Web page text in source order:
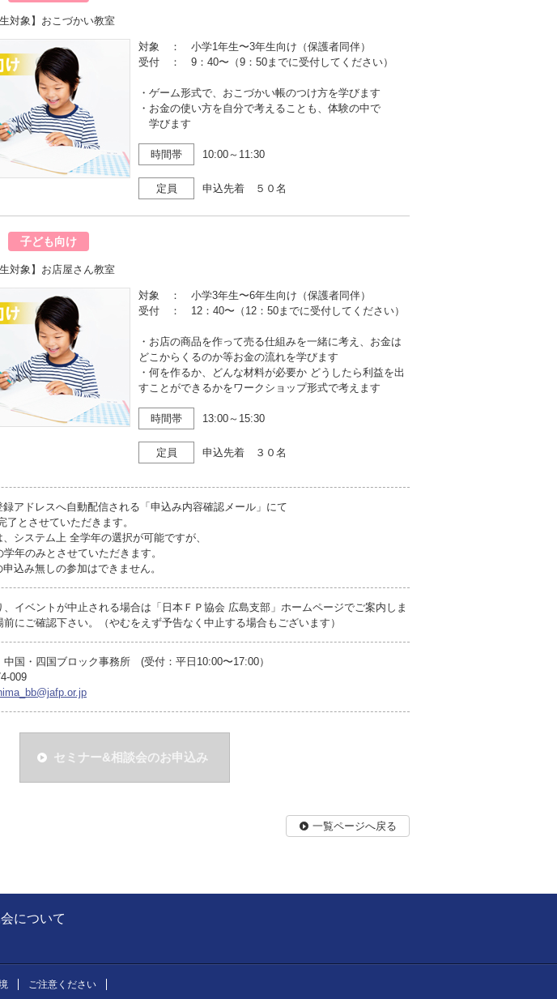
対象】おこづかい教室
対象 ： 小学1年生〜3年生向け（保護者同伴）
受付 ： 9：40〜（9：50までに受付してください）
・ゲーム形式で、おこづかい帳のつけ方を学びます
・お金の使い方を自分で考えることも、体験の中で
学びます
時間帯 10:00～11:30
定員 申込先着 ５０名
子ども向け
対象】お店屋さん教室
対象 ： 小学3年生〜6年生向け（保護者同伴）
受付 ： 12：40〜（12：50までに受付してください）
・お店の商品を作って売る仕組みを一緒に考え、お金は
どこからくるのか等お金の流れを学びます
・何を作るか、どんな材料が必要か どうしたら利益を出
すことができるかをワークショップ形式で考えます
時間帯 13:00～15:30
定員 申込先着 ３０名
アドレスへ自動配信される「申込み内容確認メール」にて
とさせていただきます。
システム上 全学年の選択が可能ですが、
年のみとさせていただきます。
込み無しの参加はできません。
イベントが中止される場合は「日本ＦＰ協会 広島支部」ホームページでご案内しま
にご確認下さい。（やむをえず予告なく中止する場合もございます）
国・四国ブロック事務所 (受付：平日10:00〜17:00）
009
セミナー&相談会のお申込み
一覧ページへ戻る
について
ご注意ください